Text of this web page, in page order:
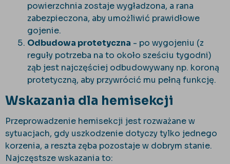
powierzchnia zostaje wygładzona, a rana
zabezpieczona, aby umożliwić prawidłowe
gojenie.
Odbudowa protetyczna - po wygojeniu (z
reguły potrzeba na to około sześciu tygodni)
ząb jest najczęściej odbudowywany np. koroną
protetyczną, aby przywrócić mu pełną funkcję.
Wskazania dla hemisekcji
Przeprowadzenie hemisekcji jest rozważane w
sytuacjach, gdy uszkodzenie dotyczy tylko jednego
korzenia, a reszta zęba pozostaje w dobrym stanie.
Najczęstsze wskazania to: